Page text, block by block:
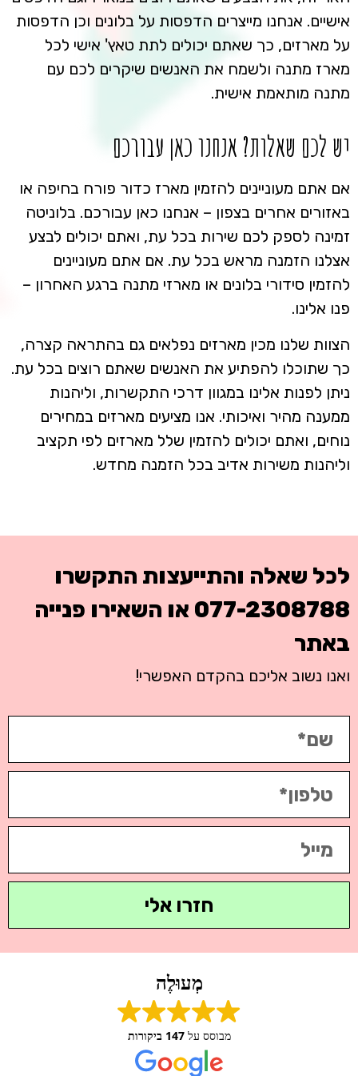
אישיים. אנחנו מייצרים הדפסות על בלונים וכן הדפסות
על מארזים, כך שאתם יכולים לתת טאץ' אישי לכל
מארז מתנה ולשמח את האנשים שיקרים לכם עם
מתנה מותאמת אישית.
יש לכם שאלות? אנחנו כאן עבורכם
אם אתם מעוניינים להזמין מארז כדור פורח בחיפה או
באזורים אחרים בצפון – אנחנו כאן עבורכם. בלוניטה
זמינה לספק לכם שירות בכל עת, ואתם יכולים לבצע
אצלנו הזמנה מראש בכל עת. אם אתם מעוניינים
להזמין סידורי בלונים או מארזי מתנה ברגע האחרון –
פנו אלינו.
הצוות שלנו מכין מארזים נפלאים גם בהתראה קצרה,
כך שתוכלו להפתיע את האנשים שאתם רוצים בכל עת.
ניתן לפנות אלינו במגוון דרכי התקשרות, וליהנות
ממענה מהיר ואיכותי. אנו מציעים מארזים במחירים
נוחים, ואתם יכולים להזמין שלל מארזים לפי תקציב
וליהנות משירות אדיב בכל הזמנה מחדש.
לכל שאלה והתייעצות התקשרו
077-2308788 או השאירו פנייה
באתר
ואנו נשוב אליכם בהקדם האפשרי!
חזרו אלי
מְעוּלֶה
מבוסס על147 ביקורות